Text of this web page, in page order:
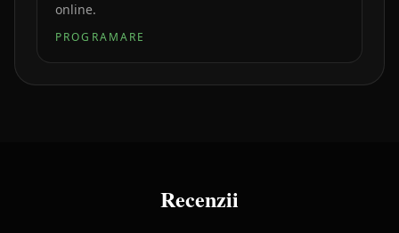
online.
PROGRAMARE
Recenzii